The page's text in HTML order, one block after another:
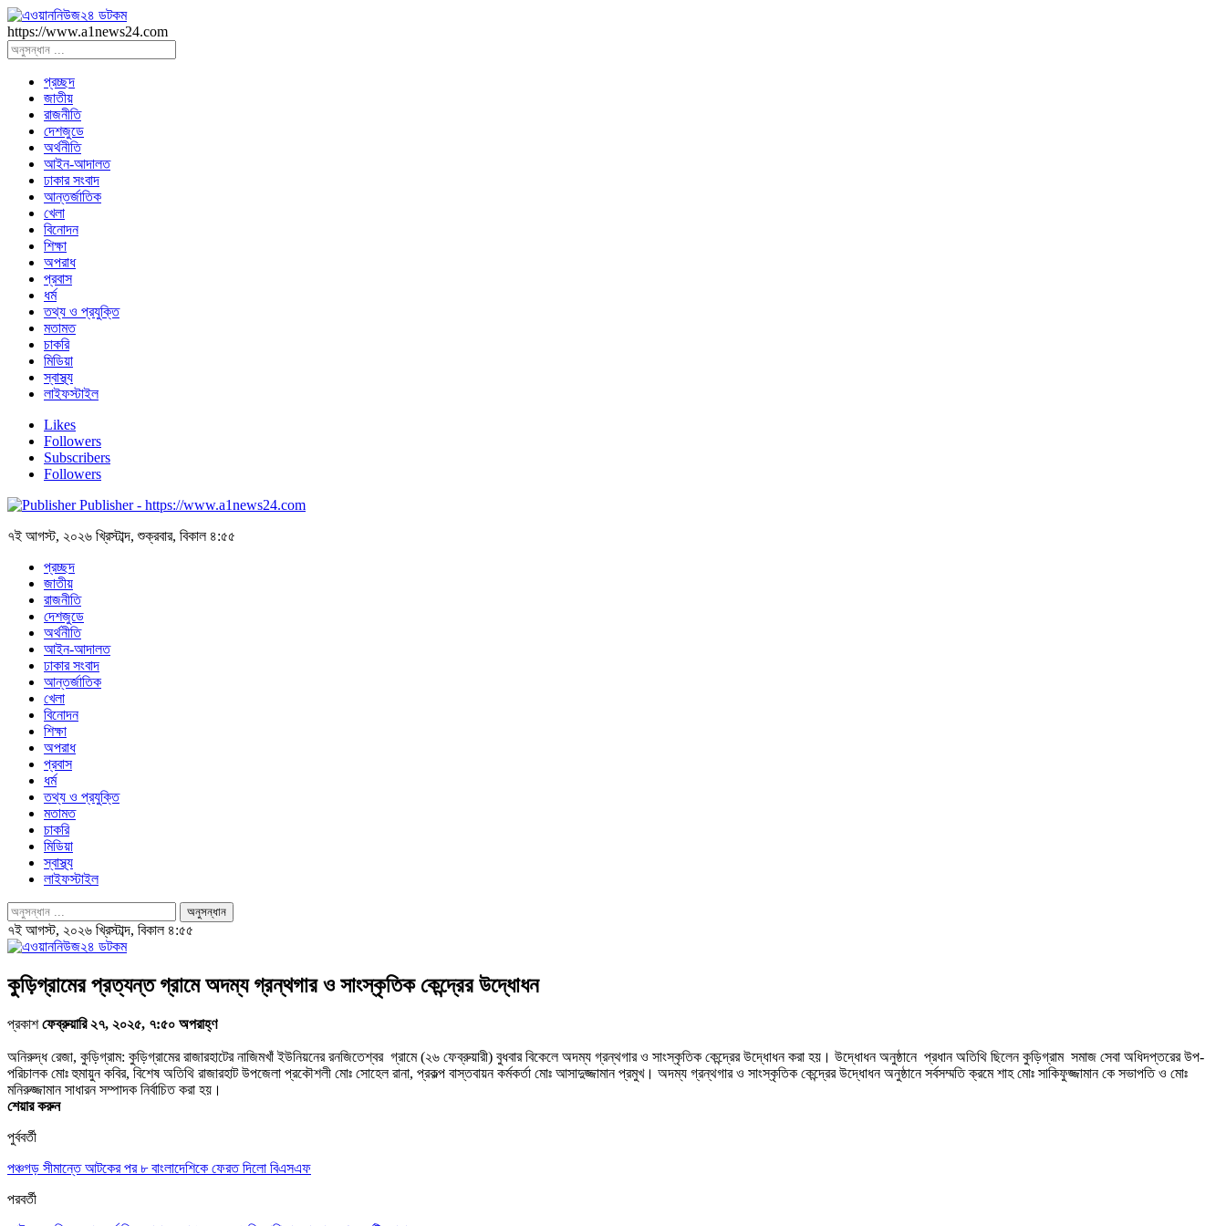
https://www.a1news24.com
প্রচ্ছদ
জাতীয়
রাজনীতি
দেশজুডে
অর্থনীতি
আইন-আদালত
ঢাকার সংবাদ
আন্তর্জাতিক
খেলা
বিনোদন
শিক্ষা
অপরাধ
প্রবাস
ধর্ম
তথ্য ও প্রযুক্তি
মতামত
চাকরি
মিডিয়া
স্বাস্থ্য
লাইফস্টাইল
Likes
Followers
Subscribers
Followers
Publisher - https://www.a1news24.com
৭ই আগস্ট, ২০২৬ খ্রিস্টাব্দ, শুক্রবার, বিকাল ৪:৫৫
প্রচ্ছদ
জাতীয়
রাজনীতি
দেশজুডে
অর্থনীতি
আইন-আদালত
ঢাকার সংবাদ
আন্তর্জাতিক
খেলা
বিনোদন
শিক্ষা
অপরাধ
প্রবাস
ধর্ম
তথ্য ও প্রযুক্তি
মতামত
চাকরি
মিডিয়া
স্বাস্থ্য
লাইফস্টাইল
৭ই আগস্ট, ২০২৬ খ্রিস্টাব্দ, বিকাল ৪:৫৫
কুড়িগ্রামের প্রত্যন্ত গ্রামে অদম্য গ্রন্থগার ও সাংস্কৃতিক কেন্দ্রের উদ্ধোধন
প্রকাশফেব্রুয়ারি ২৭, ২০২৫, ৭:৫০ অপরাহ্ণ
অনিরুদ্ধ রেজা, কুড়িগ্রাম: কুড়িগ্রামের রাজারহাটের নাজিমখাঁ ইউনিয়নের রনজিতেশ্বর গ্রামে (২৬ ফেব্রুয়ারী) বুধবার বিকেলে অদম্য গ্রন্থগার ও সাংস্কৃতিক কেন্দ্রের উদ্ধোধন করা হয়। উদ্ধোধন অনুষ্ঠানে প্রধান অতিথি ছিলেন কুড়িগ্রাম সমাজ সেবা অধিদপ্তরের উপ-
পরিচালক মোঃ হুমায়ুন কবির, বিশেষ অতিথি রাজারহাট উপজেলা প্রকৌশলী মোঃ সোহেল রানা, প্রকল্প বাস্তবায়ন কর্মকর্তা মোঃ আসাদুজ্জামান প্রমুখ। অদম্য গ্রন্থগার ও সাংস্কৃতিক কেন্দ্রের উদ্ধোধন অনুষ্ঠানে সর্বসম্মতি ক্রমে শাহ মোঃ সাকিফুজ্জামান কে সভাপতি ও মোঃ
মনিরুজ্জামান সাধারন সম্পাদক নির্বাচিত করা হয়।
শেয়ার করুন
পুর্ববর্তী
পঞ্চগড় সীমান্তে আটকের পর ৮ বাংলাদেশিকে ফেরত দিলো বিএসএফ
পরবর্তী